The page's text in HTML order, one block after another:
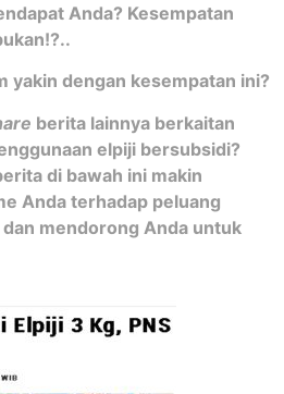
Anda? Kesempatan
yakin dengan kesempatan ini?
berita lainnya berkaitan
elpiji bersubsidi?
di bawah ini makin
Anda terhadap peluang
dan mendorong Anda untuk